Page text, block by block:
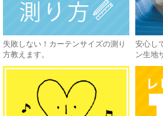
失敗しない！カーテンサイズの測り
方教えます。
安心し
ン生地